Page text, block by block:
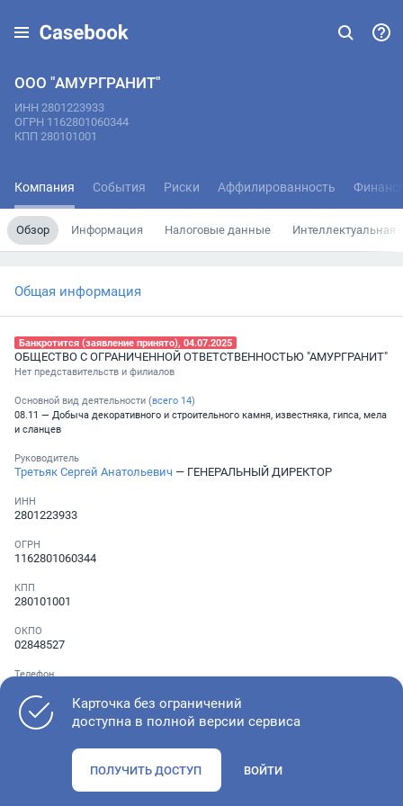
ООО "АМУРГРАНИТ"
ИНН 2801223933
ОГРН 1162801060344
КПП 280101001
Компания События Риски Аффилированность
Обзор Информация Налоговые данные Интеллектуальная
Общая информация
Банкротится (заявление принято), 04.07.2025
ОБЩЕСТВО С ОГРАНИЧЕННОЙ ОТВЕТСТВЕННОСТЬЮ "АМУРГРАНИТ"
Нет представительств и филиалов
Основной вид деятельности (всего 14)
08.11 — Добыча декоративного и строительного камня, известняка, гипса, мела
и сланцев
Руководитель
Третьяк Сергей Анатольевич — ГЕНЕРАЛЬНЫЙ ДИРЕКТОР
ИНН
2801223933
ОГРН
1162801060344
КПП
280101001
ОКПО
02848527
Телефон
Как оценить состояние компании
Карточка без ограничений
доступна в полной версии сервиса
ПОЛУЧИТЬ ДОСТУП ВОЙТИ